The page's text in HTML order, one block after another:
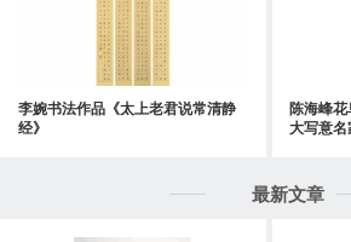
李婉书法作品《太上老君说常清静
经》
陈海峰花
大写意名
最新文章